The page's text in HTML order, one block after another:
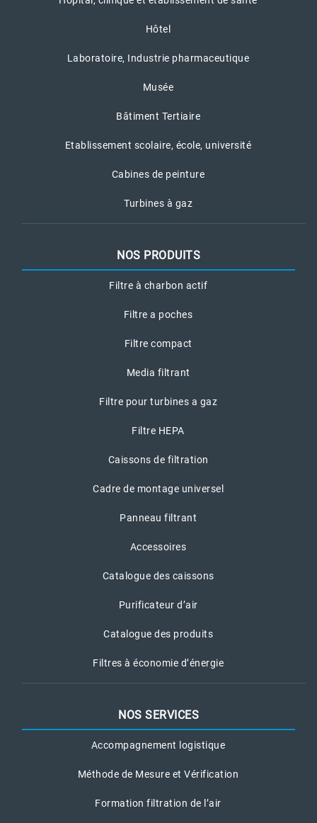
Hôtel
Laboratoire, Industrie pharmaceutique
Musée
Bâtiment Tertiaire
Etablissement scolaire, école, université
Cabines de peinture
Turbines à gaz
NOS PRODUITS
Filtre à charbon actif
Filtre a poches
Filtre compact
Media filtrant
Filtre pour turbines a gaz
Filtre HEPA
Caissons de filtration
Cadre de montage universel
Panneau filtrant
Accessoires
Catalogue des caissons
Purificateur d’air
Catalogue des produits
Filtres à économie d’énergie
NOS SERVICES
Accompagnement logistique
Méthode de Mesure et Vérification
Formation filtration de l’air